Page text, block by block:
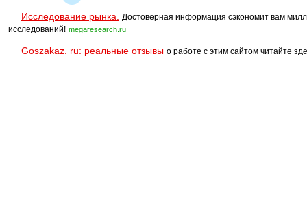
Исследование рынка.
Достоверная информация сэкономит вам
исследований! megaresearch.ru
Goszakaz. ru: реальные отзывы о работе с этим сайтом читайте